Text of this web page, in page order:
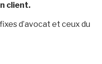
client.
d’avocat et ceux du